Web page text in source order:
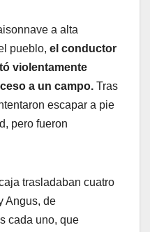
a alta
pueblo, el conductor
violentamente
a un campo. Tras
escapar a pie
pero fueron
trasladaban cuatro
Angus, de
cada uno, que